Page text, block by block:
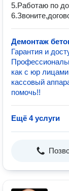
5.Работаю по
Демонтаж
Гарантия и
как с юр
кассовый
помочь!!
Ещё 4 услуги